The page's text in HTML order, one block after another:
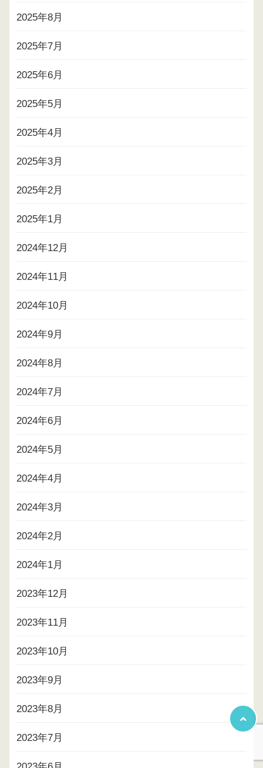
2025年8月
2025年7月
2025年6月
2025年5月
2025年4月
2025年3月
2025年2月
2025年1月
2024年12月
2024年11月
2024年10月
2024年9月
2024年8月
2024年7月
2024年6月
2024年5月
2024年4月
2024年3月
2024年2月
2024年1月
2023年12月
2023年11月
2023年10月
2023年9月
2023年8月
2023年7月